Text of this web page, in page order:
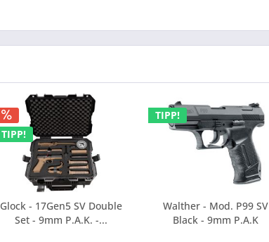
TIPP!
Glock - 17Gen5 SV Double
Set - 9mm P.A.K. -...
TIPP!
Walther - Mod. P99 SV
Black - 9mm P.A.K